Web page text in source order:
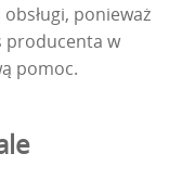
ponieważ
producenta w
pomoc.